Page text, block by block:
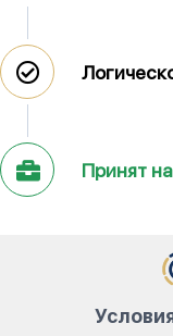
Принят